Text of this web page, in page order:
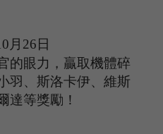
月 26 日
的眼力，贏取機體碎
羽、斯洛卡伊、維斯
達等獎勵 ！